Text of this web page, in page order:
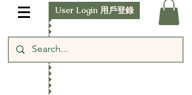
User Login 用戶登錄